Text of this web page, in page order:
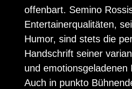
offenbart. Semino
Entertainerqualitäten,
Humor, sind stets die
Handschrift seiner
und emotionsgeladenen
Auch in punkto